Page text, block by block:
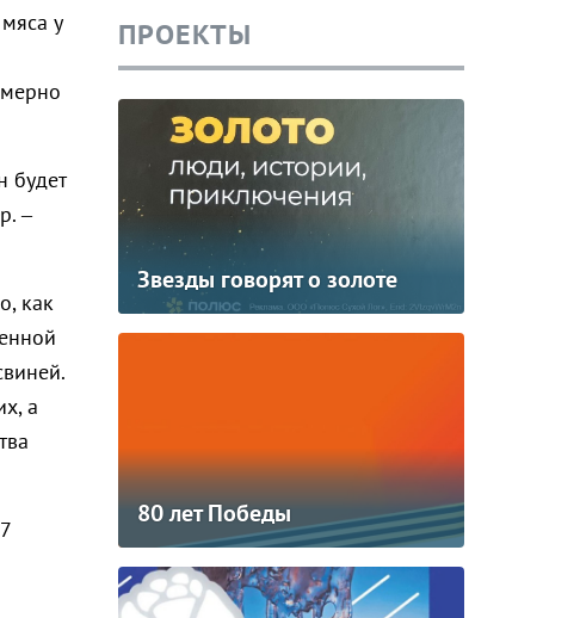
у
будет
–
как
а
ПРОЕКТЫ
Звезды говорят о золоте
80 лет Победы